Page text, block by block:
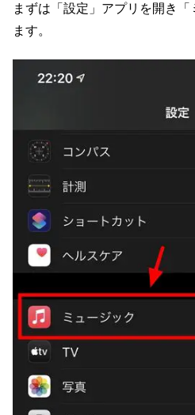
まずは「設定」アプリを開き
ます。